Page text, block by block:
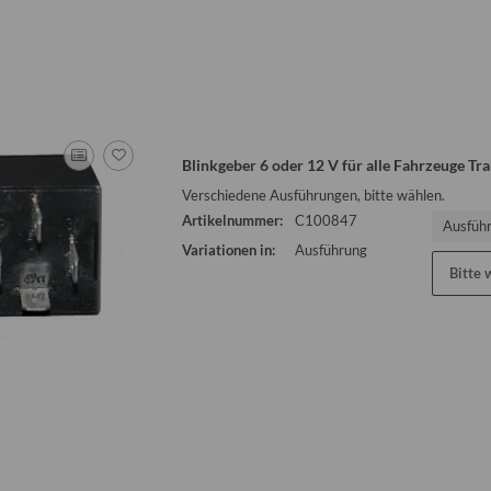
Blinkgeber 6 oder 12 V für alle Fahrzeuge
Verschiedene Ausführungen, bitte wählen.
Artikelnummer:
C100847
Variationen in:
Ausführung
Bitte
€*
96,00 €